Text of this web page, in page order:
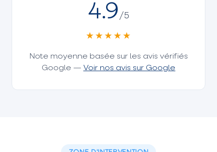
4.9 /5
★★★★★
Note moyenne basée sur les avis vérifiés
Google — Voir nos avis sur Google